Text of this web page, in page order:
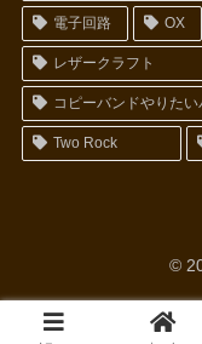
電子回路 OX
レザークラフト
コピーバンドやりたい
Two Rock
©